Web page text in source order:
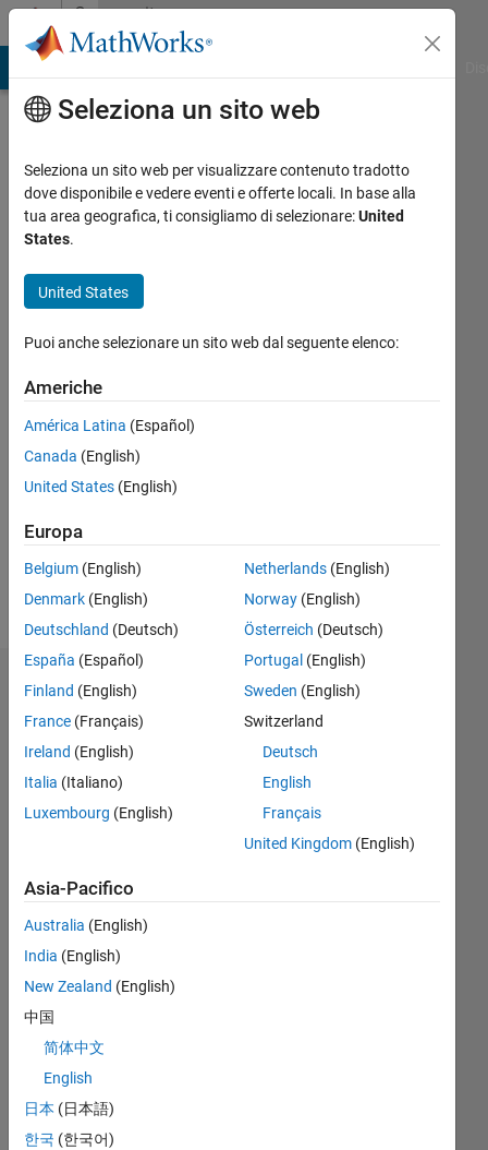
Vai al contenutoCommunity
Profile
Behzad
Ranjbar
Last
quasi 3
Attivo
Followers:
Follow
Badge
Behzad
Ranjbar's
MATLAB
First Answer
Guarda
tutto
Seleziona un sito web
Seleziona un sito web per visualizzare contenuto tradotto
dove disponibile e vedere eventi e offerte locali. In base alla
tua area geografica, ti consigliamo di selezionare:United
States.
United States
Puoi anche selezionare un sito web dal seguente elenco:
Americhe
América Latina (Español)
Canada (English)
United States (English)
Europa
Belgium (English)
Denmark (English)
Deutschland (Deutsch)
España (Español)
Finland (English)
France (Français)
Ireland (English)
Italia (Italiano)
Luxembourg (English)
Netherlands(English)
Norway(English)
Österreich (Deutsch)
Portugal (English)
Sweden (English)
Switzerland
Deutsch
English
Français
United Kingdom(English)
Asia-Pacifico
Australia (English)
India (English)
New Zealand (English)
中国
简体中文
English
日本 (日本語)
한국 (한국어)